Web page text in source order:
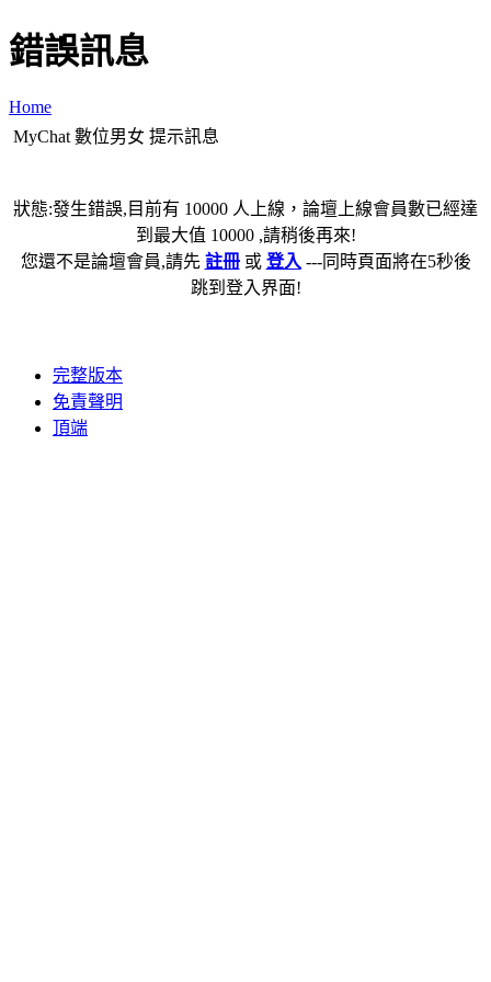
錯誤訊息
Home
MyChat 數位男女 提示訊息
狀態:發生錯誤,目前有 10000 人上線，論壇上線會員數已經達
到最大值 10000 ,請稍後再來!
您還不是論壇會員,請先 註冊或 登入 ---同時頁面將在5秒後
跳到登入界面!
完整版本
免責聲明
頂端